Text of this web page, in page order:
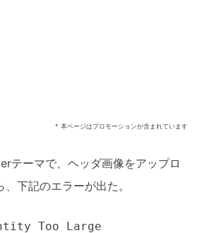
* 本ページはプロモーションが含まれています
テーマで、ヘッダ画像をアップロ
下記のエラーが出た。
Too Large